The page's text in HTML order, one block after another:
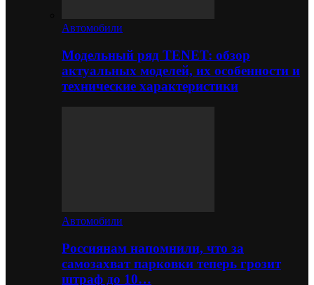
Автомобили
Модельный ряд TENET: обзор
актуальных моделей, их особенности и
технические характеристики
Автомобили
Россиянам напомнили, что за
самозахват парковки теперь грозит
штраф до 10…